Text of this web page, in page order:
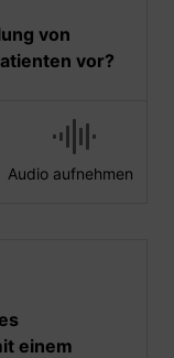
von
vor?
Audio aufnehmen
einem